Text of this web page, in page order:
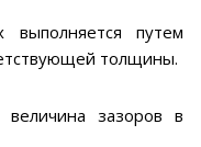
выполняется путем
толщины.
величина зазоров в